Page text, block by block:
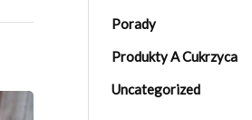
Porady
Produkty A Cukrzyca
Uncategorized